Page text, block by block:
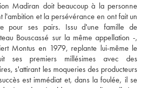
Madiran doit beaucoup à la personne
l'ambition et la persévérance en ont fait un
pour ses pairs. Issu d'une famille de
Bouscassé sur la même appellation -,
Montus en 1979, replante lui-même le
ses premiers millésimes avec des
s'attirant les moqueries des producteurs
est immédiat et, dans la foulée, il se